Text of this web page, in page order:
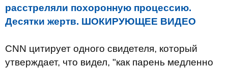
расстреляли похоронную процессию.
Десятки жертв. ШОКИРУЮЩЕЕ ВИДЕО
CNN цитирует одного свидетеля, который
утверждает, что видел, "как парень медленно